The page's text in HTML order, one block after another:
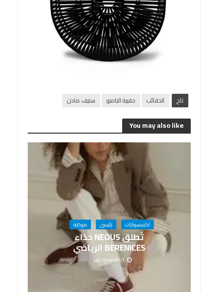
تاج الحقائب حقيبة البامبو ستيف مادن
You may also like
اكسسوارات رئيسى موضة
تُطلق NEOUS حذاء
BERENICES الرياضي
1 month منذ